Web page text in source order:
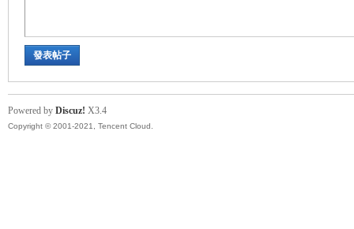
發表帖子
Powered by Discuz! X3.4
Copyright © 2001-2021, Tencent Cloud.